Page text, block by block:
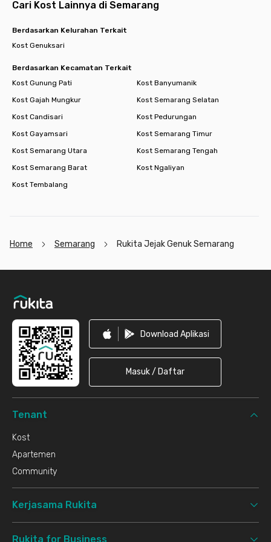
Cari Kost Lainnya di Semarang
Berdasarkan Kelurahan Terkait
Kost Genuksari
Berdasarkan Kecamatan Terkait
Kost Gunung Pati
Kost Banyumanik
Kost Gajah Mungkur
Kost Semarang Selatan
Kost Candisari
Kost Pedurungan
Kost Gayamsari
Kost Semarang Timur
Kost Semarang Utara
Kost Semarang Tengah
Kost Semarang Barat
Kost Ngaliyan
Kost Tembalang
Home Semarang Rukita Jejak Genuk Semarang
Download Aplikasi
Masuk / Daftar
Tenant
Kost
Apartemen
Community
Kerjasama Rukita
Rukita for Business